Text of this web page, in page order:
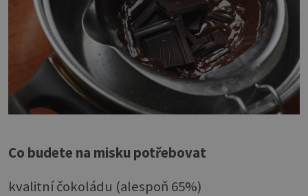
Co budete na misku potřebovat
kvalitní čokoládu (alespoň 65%)